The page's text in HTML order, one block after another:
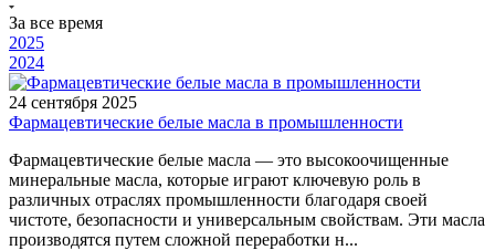
За все время
2025
2024
24 сентября 2025
Фармацевтические белые масла в промышленности
Фармацевтические белые масла — это высокоочищенные
минеральные масла, которые играют ключевую роль в
различных отраслях промышленности благодаря своей
чистоте, безопасности и универсальным свойствам. Эти масла
производятся путем сложной переработки н...